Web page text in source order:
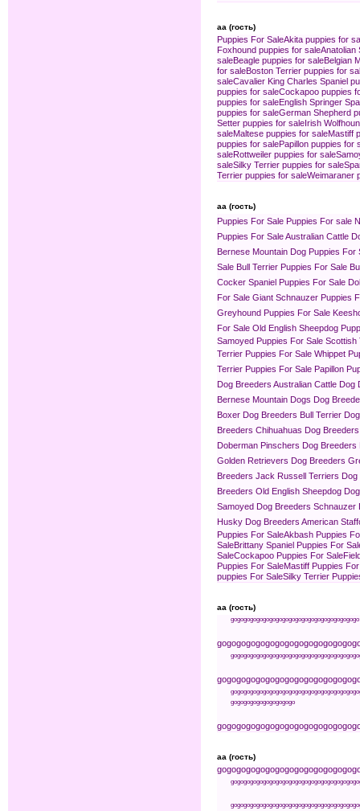
aa (гость)
Puppies For SaleAkita puppies for
Foxhound puppies for saleAnatolian
saleBeagle puppies for saleBelgian
for saleBoston Terrier puppies for
saleCavalier King Charles Spaniel
puppies for saleCockapoo puppies
puppies for saleEnglish Springer
puppies for saleGerman Shepherd
Setter puppies for saleIrish
saleMaltese puppies for saleMastiff
puppies for salePapillon puppies for
saleRottweiler puppies for sale
saleSilky Terrier puppies for sale
Terrier puppies for saleWeimaraner
aa (гость)
Puppies For Sale Puppies For sale
Puppies For SaleAustralian Cattle
Bernese Mountain Dog Puppies For
Sale Bull Terrier Puppies For Sale
Cocker Spaniel Puppies For Sale
For Sale Giant Schnauzer Puppies
Greyhound Puppies For Sale
For Sale Old English Sheepdog
Samoyed Puppies For Sale Scottish
Terrier Puppies For Sale Whippet
Terrier Puppies For Sale Papillon
Dog Breeders Australian Cattle Dog
Bernese Mountain Dogs Dog
Boxer Dog Breeders Bull Terrier
Breeders Chihuahuas Dog Breeders
Doberman Pinschers Dog Breeders
Golden Retrievers Dog Breeders
Breeders Jack Russell Terriers Dog
Breeders Old English Sheepdog
Samoyed Dog Breeders Schnauzer
Husky Dog Breeders American
Puppies For SaleAkbash Puppies
SaleBrittany Spaniel Puppies For
SaleCockapoo Puppies For Sale
Puppies For SaleMastiff Puppies
puppies For SaleSilky Terrier
aa (гость)
gogogogogogogogogogogogogogogogogogogogo
gogogogogogogogogogogogogogo
gogogogogogogogogogogogogogogogogogogogo
gogogogogogogogogogogogogogo
gogogogogogogogogogogogogogogogogogogogo
gogogogogogogogogogo
gogogogogogogogogogogogogogo
aa (гость)
gogogogogogogogogogogogogogo
gogogogogogogogogogogogogogogogogogogogo
gogogogogogogogogogogogogogogogogogogogo